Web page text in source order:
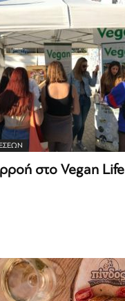
στο Vegan Life